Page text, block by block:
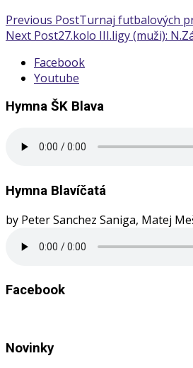
Previous PostTurnaj futbalových
Next Post27.kolo III.ligy (muži):
Facebook
Youtube
Hymna ŠK Blava
Hymna Blavíčatá
by Peter Sanchez Saniga, Matej
Facebook
Novinky